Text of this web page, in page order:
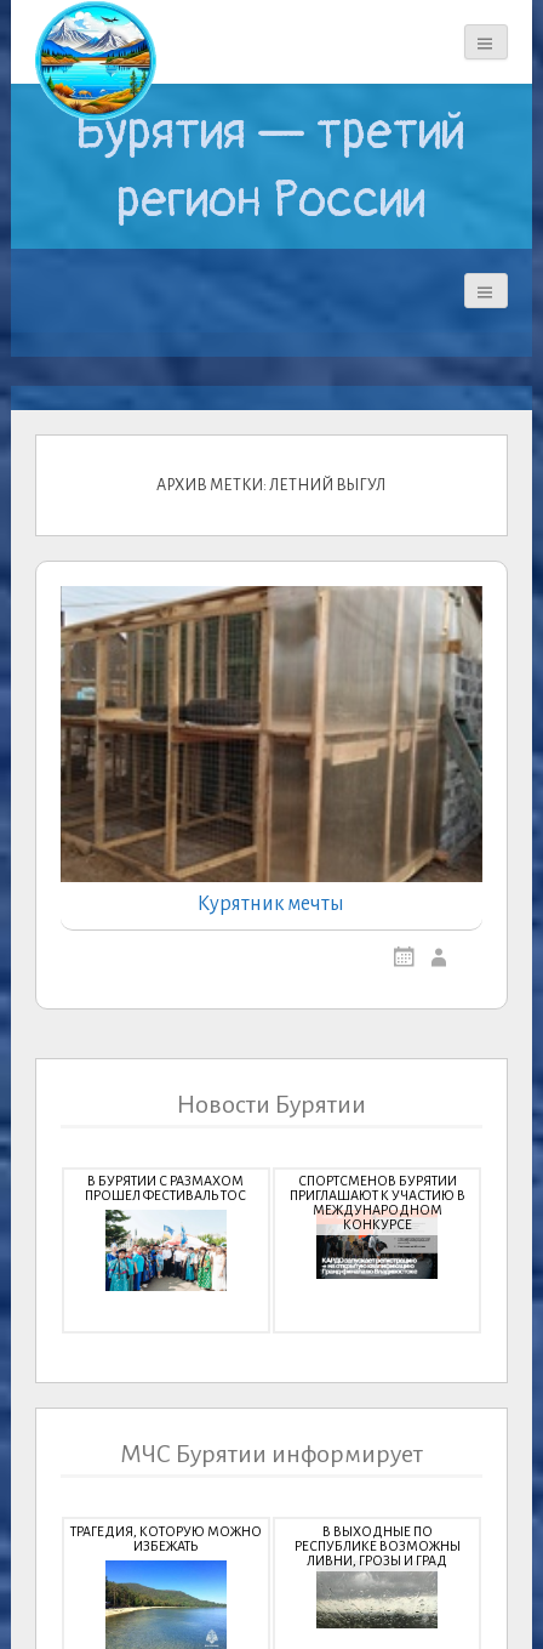
Бурятия — третий
регион России
АРХИВ МЕТКИ: ЛЕТНИЙ ВЫГУЛ
Курятник мечты
Новости Бурятии
В БУРЯТИИ С РАЗМАХОМ
ПРОШЕЛ ФЕСТИВАЛЬ ТОС
СПОРТСМЕНОВ БУРЯТИИ
ПРИГЛАШАЮТ К УЧАСТИЮ В
МЕЖДУНАРОДНОМ
КОНКУРСЕ
МЧС Бурятии информирует
ТРАГЕДИЯ, КОТОРУЮ МОЖНО
ИЗБЕЖАТЬ
В ВЫХОДНЫЕ ПО
РЕСПУБЛИКЕ ВОЗМОЖНЫ
ЛИВНИ, ГРОЗЫ И ГРАД